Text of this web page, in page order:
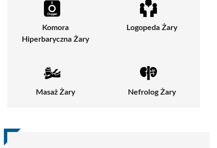
Komora
Hiperbaryczna Żary
Logopeda Żary
Masaż Żary Nefrolog Żary